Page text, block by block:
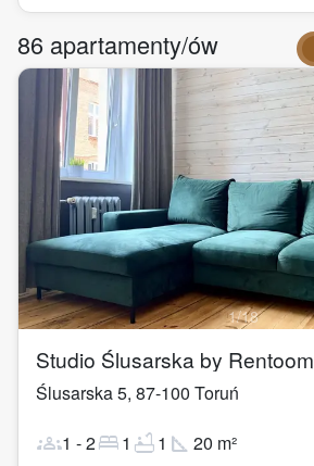
86 apartamenty/ów
1/18
Studio Ślusarska by Rentoom
Ślusarska 5, 87-100 Toruń
groups1 -2bed1 bathtub1 square_foot 20 m²